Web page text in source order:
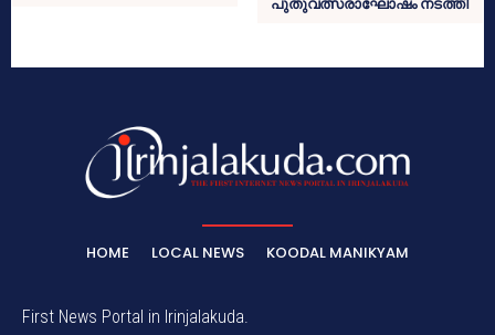
HOME LOCAL NEWS KOODAL MANIKYAM
First News Portal in Irinjalakuda.